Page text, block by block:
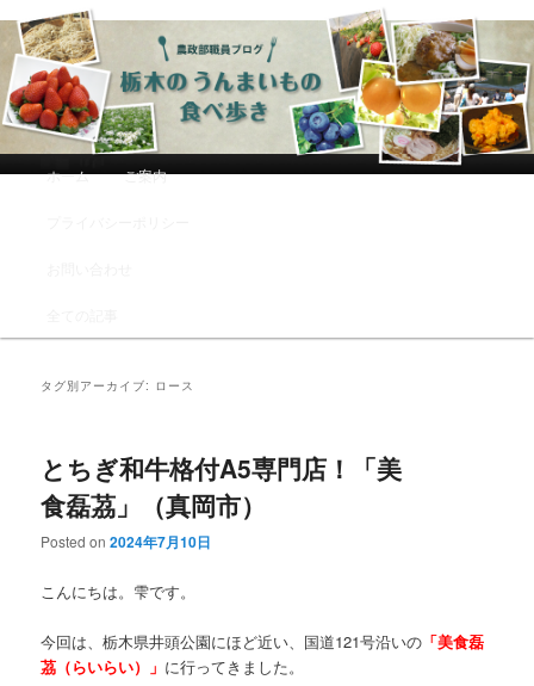
農政部職員ブログ「栃木のうんまい
もの食べ歩き」
メインコンテンツへ移動
サブコンテンツへ移動
ホーム ご案内
タグ別アーカイブ: ロース
とちぎ和牛格付A5専門店！「美
食磊茘」（真岡市）
Posted on2024年7月10日
こんにちは。雫です。
今回は、栃木県井頭公園にほど近い、国道121号沿いの 「美食磊
茘（らいらい）」 に行ってきました。